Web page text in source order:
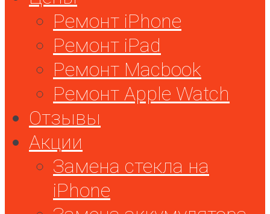
Ремонт iPhone
Ремонт iPad
Ремонт Macbook
Ремонт Apple Watch
Отзывы
Акции
Замена стекла на
iPhone